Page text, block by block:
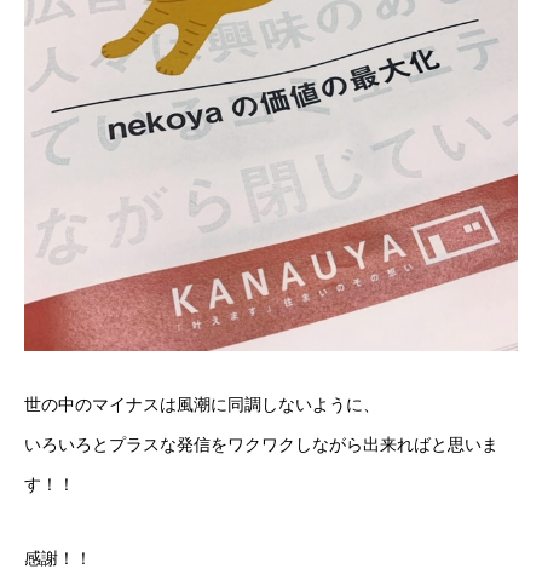
世の中のマイナスは風潮に同調しないように、
いろいろとプラスな発信をワクワクしながら出来ればと思いま
す！！
感謝！！